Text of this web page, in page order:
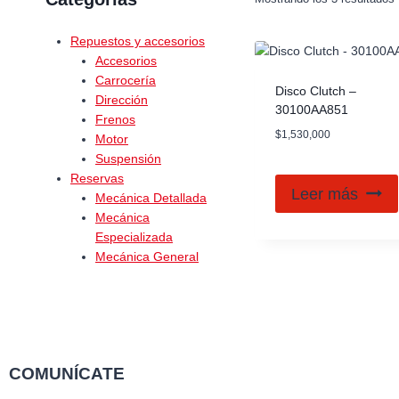
Disco Clutch –
30100AA851
$1,530,000
Leer más
Repuestos y accesorios
Accesorios
Carrocería
Dirección
Frenos
Motor
Suspensión
Reservas
Mecánica Detallada
Mecánica
Especializada
Mecánica General
COMUNÍCATE